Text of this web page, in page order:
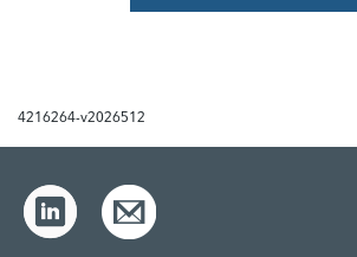
4216264-v2026512